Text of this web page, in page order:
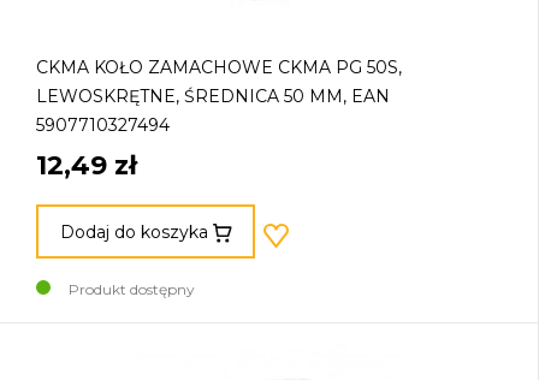
CKMA KOŁO ZAMACHOWE CKMA PG 50S,
LEWOSKRĘTNE, ŚREDNICA 50 MM, EAN
5907710327494
12,49 zł
Dodaj do koszyka
Produkt dostępny